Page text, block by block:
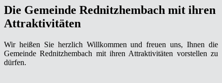
Die Gemeinde Rednitzhembach mit ihren
Attraktivitäten
Wir heißen Sie herzlich Willkommen und freuen uns, Ihnen die
Gemeinde Rednitzhembach mit ihren Attraktivitäten vorstellen zu
dürfen.